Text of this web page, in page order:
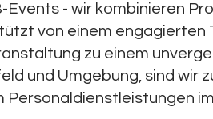
Events - wir kombinieren
von einem engagierten
zu einem
und Umgebung, sind wir
Personaldienstleistungen